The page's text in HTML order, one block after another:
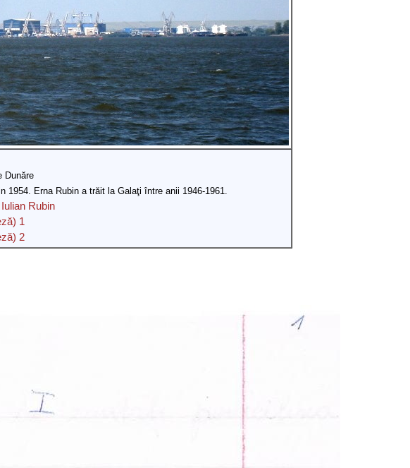
Dunăre
Erna Rubin a trăit la Galaţi între anii 1946-1961.
Rubin
1
2